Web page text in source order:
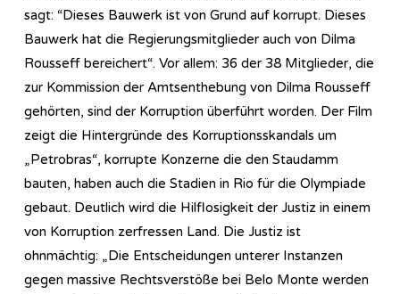
sagt: “Dieses Bauwerk ist von Grund auf korrupt. Dieses
Bauwerk hat die Regierungsmitglieder auch von Dilma
Rousseff bereichert“. Vor allem: 36 der 38 Mitglieder, die
zur Kommission der Amtsenthebung von Dilma Rousseff
gehörten, sind der Korruption überführt worden. Der Film
zeigt die Hintergründe des Korruptionsskandals um
„Petrobras“, korrupte Konzerne die den Staudamm
bauten, haben auch die Stadien in Rio für die Olympiade
gebaut. Deutlich wird die Hilflosigkeit der Justiz in einem
von Korruption zerfressen Land. Die Justiz ist
ohnmächtig: „Die Entscheidungen unterer Instanzen
gegen massive Rechtsverstöße bei Belo Monte werden